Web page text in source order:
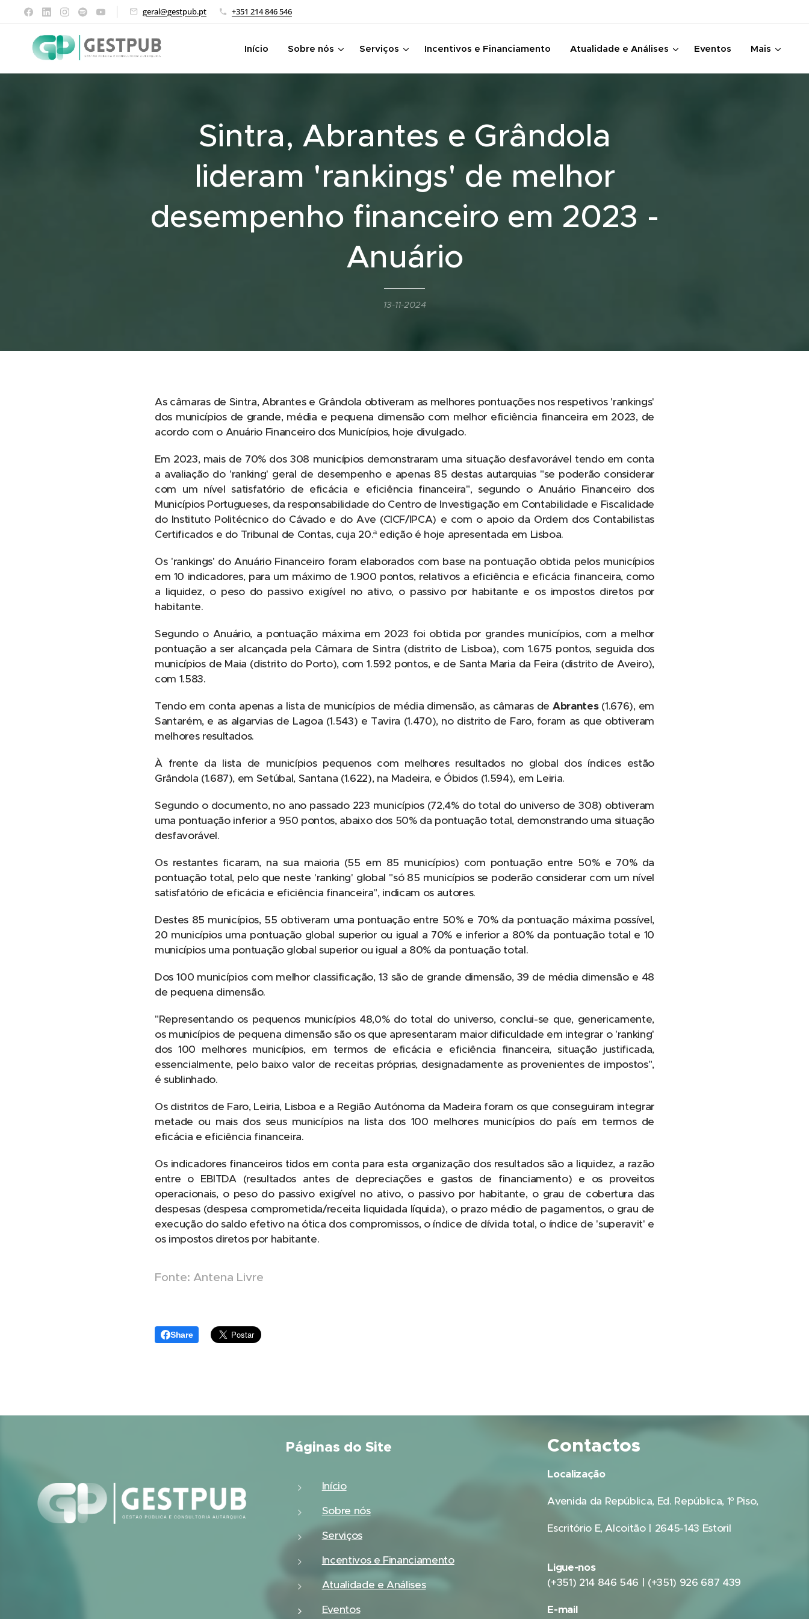
geral@gestpub.pt +351 214 846 546
Início Sobre nós Serviços Incentivos e Financiamento Atualidade e Análises Eventos Mais
Sintra, Abrantes e Grândola
lideram 'rankings' de melhor
desempenho financeiro em 2023 -
Anuário
13-11-2024
As câmaras de Sintra, Abrantes e Grândola obtiveram as melhores pontuações nos respetivos 'rankings'
dos municípios de grande, média e pequena dimensão com melhor eficiência financeira em 2023, de
acordo com o Anuário Financeiro dos Municípios, hoje divulgado.
Em 2023, mais de 70% dos 308 municípios demonstraram uma situação desfavorável tendo em conta
a avaliação do 'ranking' geral de desempenho e apenas 85 destas autarquias "se poderão considerar
com um nível satisfatório de eficácia e eficiência financeira", segundo o Anuário Financeiro dos
Municípios Portugueses, da responsabilidade do Centro de Investigação em Contabilidade e Fiscalidade
do Instituto Politécnico do Cávado e do Ave (CICF/IPCA) e com o apoio da Ordem dos Contabilistas
Certificados e do Tribunal de Contas, cuja 20.ª edição é hoje apresentada em Lisboa.
Os 'rankings' do Anuário Financeiro foram elaborados com base na pontuação obtida pelos municípios
em 10 indicadores, para um máximo de 1.900 pontos, relativos a eficiência e eficácia financeira, como
a liquidez, o peso do passivo exigível no ativo, o passivo por habitante e os impostos diretos por
habitante.
Segundo o Anuário, a pontuação máxima em 2023 foi obtida por grandes municípios, com a melhor
pontuação a ser alcançada pela Câmara de Sintra (distrito de Lisboa), com 1.675 pontos, seguida dos
municípios de Maia (distrito do Porto), com 1.592 pontos, e de Santa Maria da Feira (distrito de Aveiro),
com 1.583.
Tendo em conta apenas a lista de municípios de média dimensão, as câmaras de Abrantes(1.676), em
Santarém, e as algarvias de Lagoa (1.543) e Tavira (1.470), no distrito de Faro, foram as que obtiveram
melhores resultados.
À frente da lista de municípios pequenos com melhores resultados no global dos índices estão
Grândola (1.687), em Setúbal, Santana (1.622), na Madeira, e Óbidos (1.594), em Leiria.
Segundo o documento, no ano passado 223 municípios (72,4% do total do universo de 308) obtiveram
uma pontuação inferior a 950 pontos, abaixo dos 50% da pontuação total, demonstrando uma situação
desfavorável.
Os restantes ficaram, na sua maioria (55 em 85 municípios) com pontuação entre 50% e 70% da
pontuação total, pelo que neste 'ranking' global "só 85 municípios se poderão considerar com um nível
satisfatório de eficácia e eficiência financeira", indicam os autores.
Destes 85 municípios, 55 obtiveram uma pontuação entre 50% e 70% da pontuação máxima possível,
20 municípios uma pontuação global superior ou igual a 70% e inferior a 80% da pontuação total e 10
municípios uma pontuação global superior ou igual a 80% da pontuação total.
Dos 100 municípios com melhor classificação, 13 são de grande dimensão, 39 de média dimensão e 48
de pequena dimensão.
"Representando os pequenos municípios 48,0% do total do universo, conclui-se que, genericamente,
os municípios de pequena dimensão são os que apresentaram maior dificuldade em integrar o 'ranking'
dos 100 melhores municípios, em termos de eficácia e eficiência financeira, situação justificada,
essencialmente, pelo baixo valor de receitas próprias, designadamente as provenientes de impostos",
é sublinhado.
Os distritos de Faro, Leiria, Lisboa e a Região Autónoma da Madeira foram os que conseguiram integrar
metade ou mais dos seus municípios na lista dos 100 melhores municípios do país em termos de
eficácia e eficiência financeira.
Os indicadores financeiros tidos em conta para esta organização dos resultados são a liquidez, a razão
entre o EBITDA (resultados antes de depreciações e gastos de financiamento) e os proveitos
operacionais, o peso do passivo exigível no ativo, o passivo por habitante, o grau de cobertura das
despesas (despesa comprometida/receita liquidada líquida), o prazo médio de pagamentos, o grau de
execução do saldo efetivo na ótica dos compromissos, o índice de dívida total, o índice de 'superavit' e
os impostos diretos por habitante.
Fonte: Antena Livre
Share
Páginas do Site
Início
Sobre nós
Serviços
Incentivos e Financiamento
Atualidade e Análises
Eventos
Contactos
Localização
Avenida da República, Ed. República, 1º Piso,
Escritório E, Alcoitão | 2645-143 Estoril
Ligue-nos
(+351) 214 846 546 | (+351) 926 687 439
E-mail